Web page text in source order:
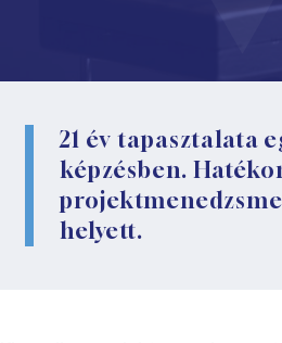
21 év tapasztalata
képzésben.
helyett.